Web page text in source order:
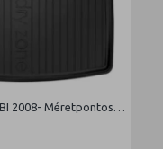
AUDI A4 KOMBI 2008- Méretpontos csomagtértálca